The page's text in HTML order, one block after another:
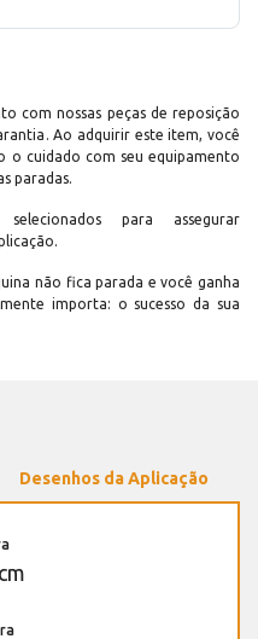
com nossas peças de reposição
Ao adquirir este item, você
o cuidado com seu equipamento
paradas.
para assegurar
não fica parada e você ganha
importa: o sucesso da sua
Desenhos da Aplicação